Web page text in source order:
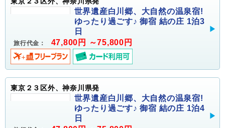
世界遺産白川郷、大自然の温泉宿!
ゆったり過ごす♪ 御宿 結の庄 1泊3
日
旅行代金： 47,800円 ～75,800円
東京２３区外、神奈川県発
世界遺産白川郷、大自然の温泉宿!
ゆったり過ごす♪ 御宿 結の庄 1泊4
日